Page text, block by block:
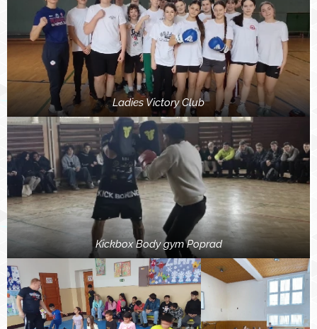
Ladies Victory Club
Kickbox Body gym Poprad